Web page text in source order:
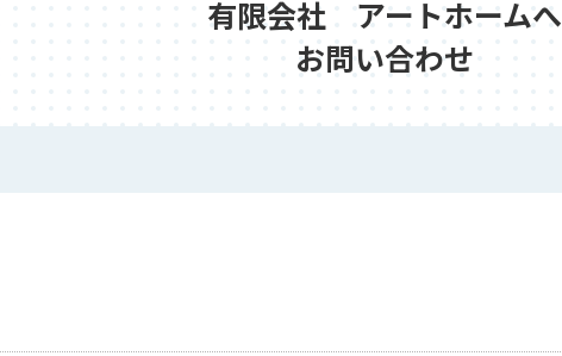
有限会社 アートホームへ
お問い合わせ